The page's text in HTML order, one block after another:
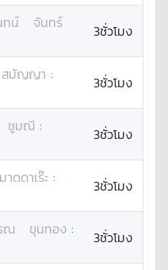
น์
จันทร์
3ชั่วโมง
สมัญญา :
3ชั่วโมง
ชูมณี :
3ชั่วโมง
าดดาเร๊ะ :
3ชั่วโมง
ณ ขุนทอง :
3ชั่วโมง